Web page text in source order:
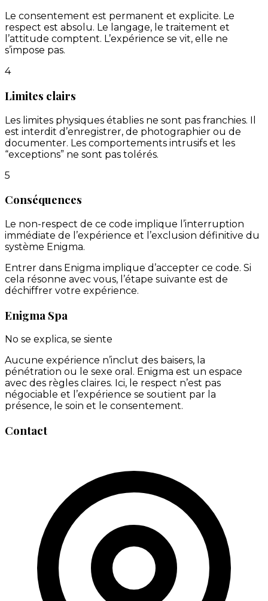
Le consentement est permanent et explicite. Le
respect est absolu. Le langage, le traitement et
l’attitude comptent. L’expérience se vit, elle ne
s’impose pas.
4
Limites clairs
Les limites physiques établies ne sont pas franchies. Il
est interdit d’enregistrer, de photographier ou de
documenter. Les comportements intrusifs et les
“exceptions” ne sont pas tolérés.
5
Conséquences
Le non-respect de ce code implique l’interruption
immédiate de l’expérience et l’exclusion définitive du
système Enigma.
Entrer dans Enigma implique d’accepter ce code. Si
cela résonne avec vous, l’étape suivante est de
déchiffrer votre expérience.
Enigma Spa
No se explica, se siente
Aucune expérience n’inclut des baisers, la
pénétration ou le sexe oral. Enigma est un espace
avec des règles claires. Ici, le respect n’est pas
négociable et l’expérience se soutient par la
présence, le soin et le consentement.
Contact